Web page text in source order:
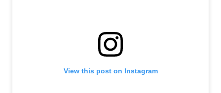
View this post on Instagram